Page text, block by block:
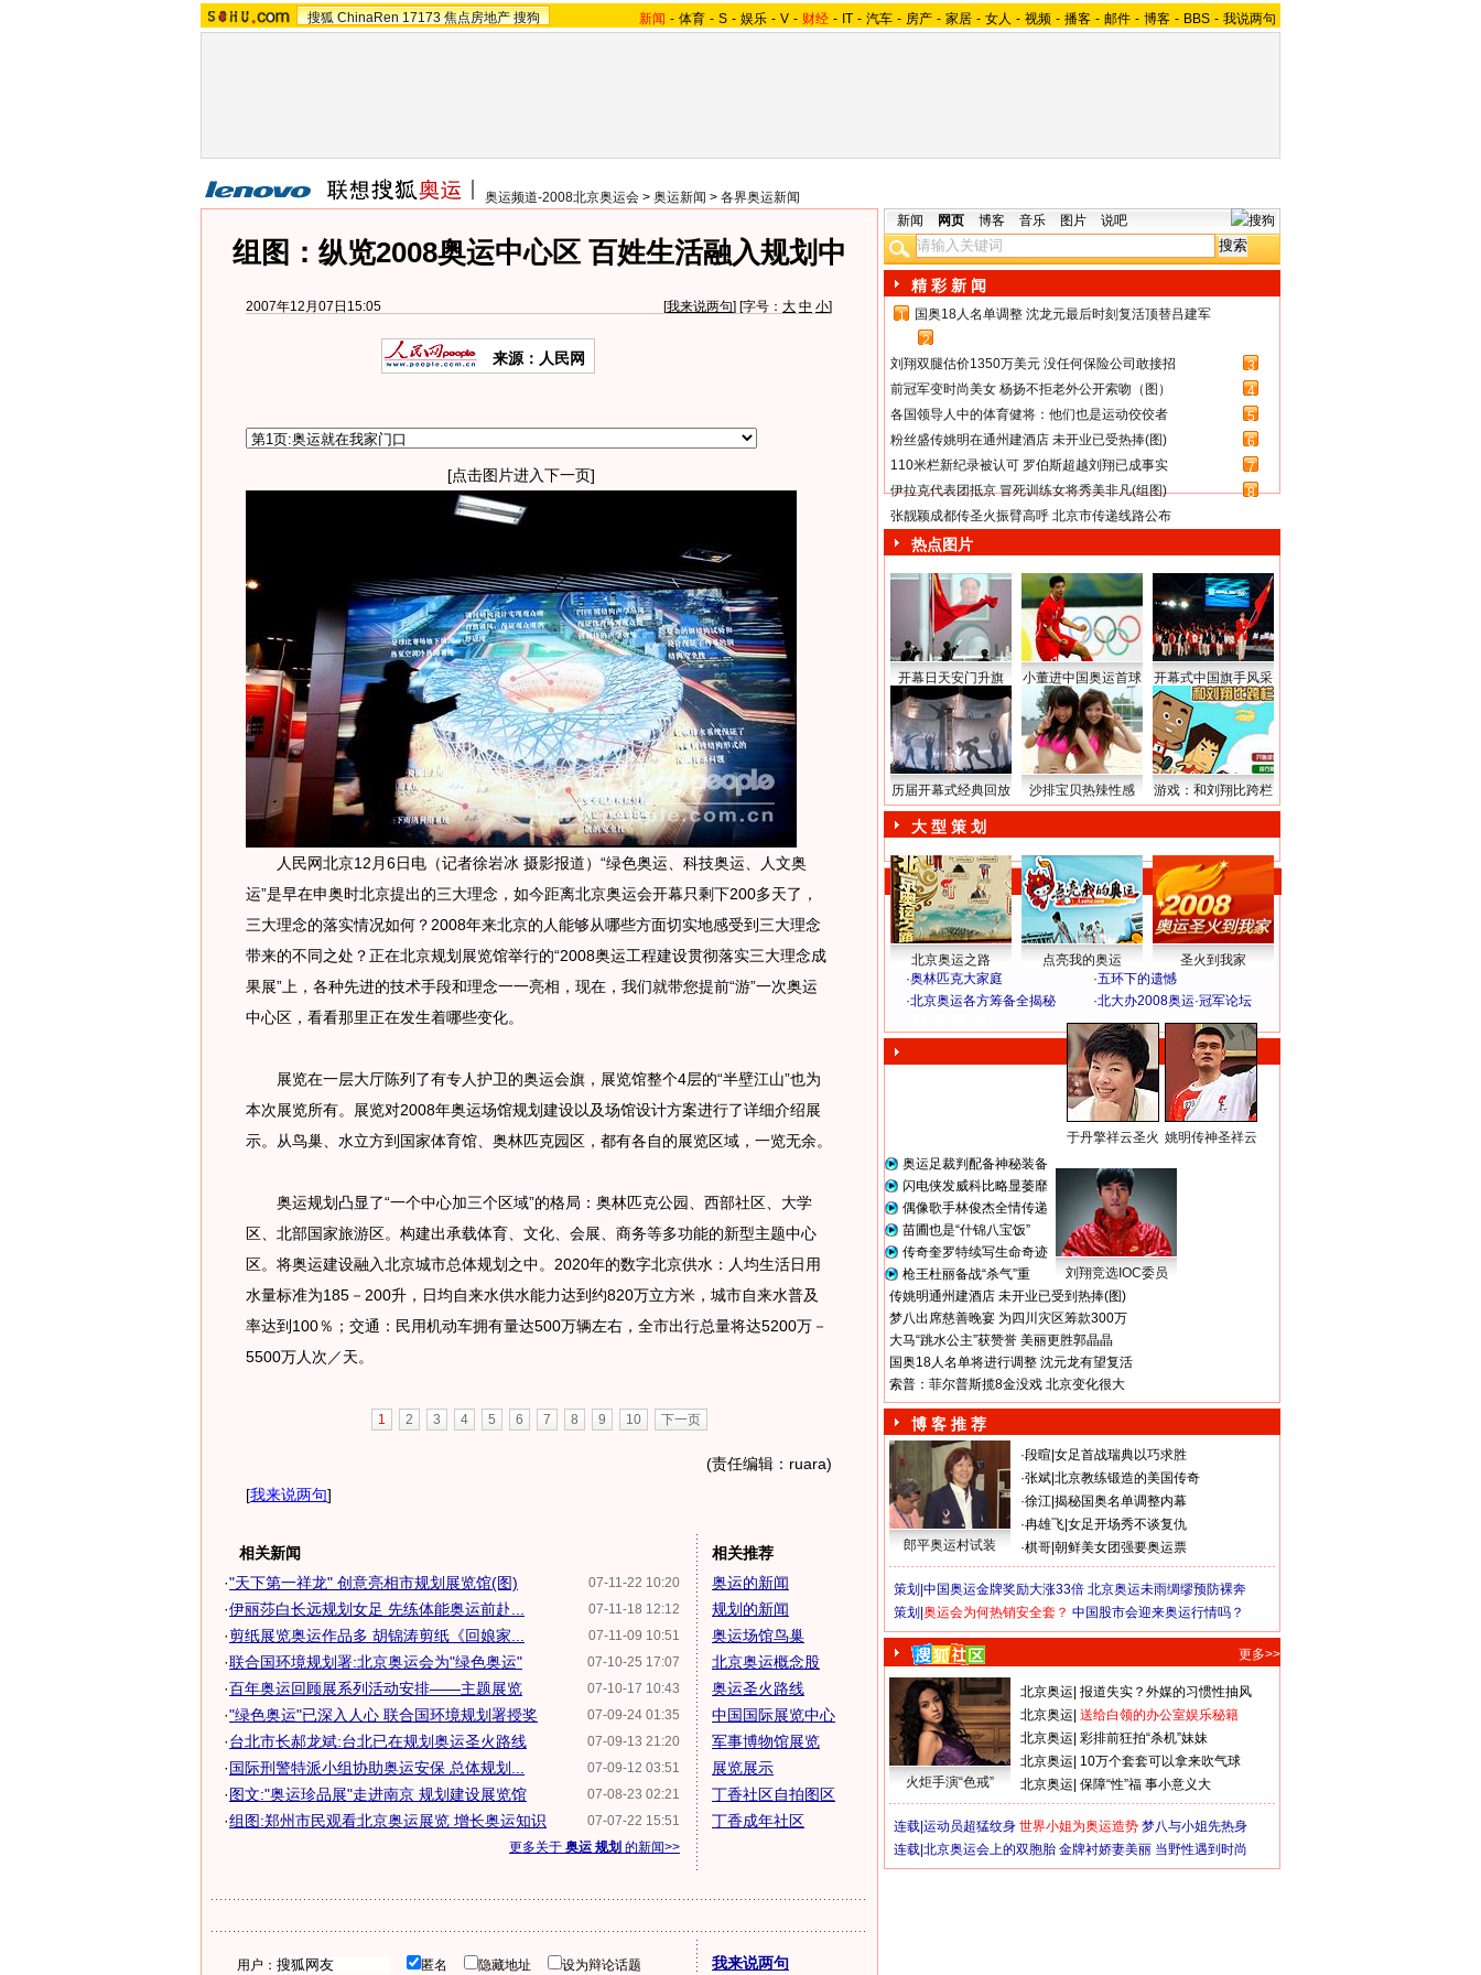
搜狐 ChinaRen 17173 焦点房地产 搜狗 新闻 - 体育 - S - 娱乐 - V - 财经 - IT - 汽车 - 房产 - 家居 - 女人 - 视频 - 播客 - 邮件 - 博客 - BBS - 我说两句
奥运频道-2008北京奥运会 > 奥运新闻 > 各界奥运新闻
组图：纵览2008奥运中心区 百姓生活融入规划中
2007年12月07日15:05 [我来说两句] [字号： 大 中 小]
来源：人民网
[点击图片进入下一页]
人民网北京12月6日电（记者徐岩冰 摄影报道）“绿色奥运、科技奥运、人文奥
运”是早在申奥时北京提出的三大理念，如今距离北京奥运会开幕只剩下200多天了，
三大理念的落实情况如何？2008年来北京的人能够从哪些方面切实地感受到三大理念
带来的不同之处？正在北京规划展览馆举行的“2008奥运工程建设贯彻落实三大理念成
果展”上，各种先进的技术手段和理念一一亮相，现在，我们就带您提前“游”一次奥运
中心区，看看那里正在发生着哪些变化。
展览在一层大厅陈列了有专人护卫的奥运会旗，展览馆整个4层的“半壁江山”也为
本次展览所有。展览对2008年奥运场馆规划建设以及场馆设计方案进行了详细介绍展
示。从鸟巢、水立方到国家体育馆、奥林匹克园区，都有各自的展览区域，一览无余。
奥运规划凸显了“一个中心加三个区域”的格局：奥林匹克公园、西部社区、大学
区、北部国家旅游区。构建出承载体育、文化、会展、商务等多功能的新型主题中心
区。将奥运建设融入北京城市总体规划之中。2020年的数字北京供水：人均生活日用
水量标准为185－200升，日均自来水供水能力达到约820万立方米，城市自来水普及
率达到100％；交通：民用机动车拥有量达500万辆左右，全市出行总量将达5200万－
5500万人次／天。
1 2 3 4 5 6 7 8 9 10 下一页
(责任编辑：ruara)
[我来说两句]
相关新闻
07-11-22 10:20
·"天下第一祥龙" 创意亮相市规划展览馆(图)
07-11-18 12:12
·伊丽莎白长远规划女足 先练体能奥运前赴...
07-11-09 10:51
·剪纸展览奥运作品多 胡锦涛剪纸《回娘家...
07-10-25 17:07
·联合国环境规划署:北京奥运会为"绿色奥运"
07-10-17 10:43
·百年奥运回顾展系列活动安排——主题展览
07-09-24 01:35
·"绿色奥运"已深入人心 联合国环境规划署授奖
07-09-13 21:20
·台北市长郝龙斌:台北已在规划奥运圣火路线
07-09-12 03:51
·国际刑警特派小组协助奥运安保 总体规划...
07-08-23 02:21
·图文:"奥运珍品展"走进南京 规划建设展览馆
07-07-22 15:51
·组图:郑州市民观看北京奥运展览 增长奥运知识
更多关于 奥运 规划 的新闻>>
相关推荐
奥运的新闻
规划的新闻
奥运场馆鸟巢
北京奥运概念股
奥运圣火路线
中国国际展览中心
军事博物馆展览
展览展示
丁香社区自拍图区
丁香成年社区
用户： 匿名 隐藏地址 设为辩论话题 我来说两句
新闻 网页 博客 音乐 图片 说吧
精 彩 新 闻
1
国奥18人名单调整 沈龙元最后时刻复活顶替吕建军
2
刘翔双腿估价1350万美元 没任何保险公司敢接招
3
前冠军变时尚美女 杨扬不拒老外公开索吻（图）
4
各国领导人中的体育健将：他们也是运动佼佼者
5
粉丝盛传姚明在通州建酒店 未开业已受热捧(图)
6
110米栏新纪录被认可 罗伯斯超越刘翔已成事实
7
伊拉克代表团抵京 冒死训练女将秀美非凡(组图)
8
张靓颖成都传圣火振臂高呼 北京市传递线路公布
热点图片
开幕日天安门升旗 小董进中国奥运首球 开幕式中国旗手风采
历届开幕式经典回放 沙排宝贝热辣性感 游戏：和刘翔比跨栏
大 型 策 划
北京奥运之路 点亮我的奥运
圣火到我家
·奥林匹克大家庭 ·五环下的遗憾
·北京奥运各方筹备全揭秘 ·北大办2008奥运·冠军论坛
于丹擎祥云圣火 姚明传神圣祥云
奥运足裁判配备神秘装备
闪电侠发威科比略显萎靡
偶像歌手林俊杰全情传递
苗圃也是“什锦八宝饭”
传奇奎罗特续写生命奇迹
枪王杜丽备战“杀气”重
刘翔竞选IOC委员
传姚明通州建酒店 未开业已受到热捧(图)
梦八出席慈善晚宴 为四川灾区筹款300万
大马“跳水公主”获赞誉 美丽更胜郭晶晶
国奥18人名单将进行调整 沈元龙有望复活
索普：菲尔普斯揽8金没戏 北京变化很大
博 客 推 荐
郎平奥运村试装
·段暄 女足首战瑞典以巧求胜
·张斌 北京教练锻造的美国传奇
·徐江 揭秘国奥名单调整内幕
·冉雄飞 女足开场秀不谈复仇
·棋哥 朝鲜美女团强要奥运票
策划| 中国奥运金牌奖励大涨33倍 北京奥运未雨绸缪预防裸奔
策划| 奥运会为何热销安全套？ 中国股市会迎来奥运行情吗？
更多>>
火炬手演“色戒”
北京奥运 报道失实？外媒的习惯性抽风
北京奥运 送给白领的办公室娱乐秘籍
北京奥运 彩排前狂拍“杀机”妹妹
北京奥运 10万个套套可以拿来吹气球
北京奥运 保障“性”福 事小意义大
连载| 运动员超猛纹身 世界小姐为奥运造势 梦八与小姐先热身
连载| 北京奥运会上的双胞胎 金牌衬娇妻美丽 当野性遇到时尚